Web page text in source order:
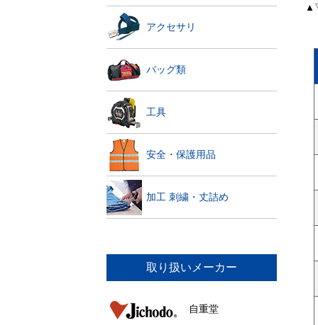
アクセサリ
バッグ類
工具
安全・保護用品
加工 刺繍・丈詰め
取り扱いメーカー
自重堂